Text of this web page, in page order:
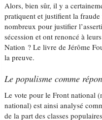
Alors, bien sûr, il y a
pratiquent et justifient la
nombreux pour justifier
sécession et ont renoncé à
Nation ? Le livre de Jérôme
la preuve.
Le populisme comme
Le vote pour le Front national
national) est ainsi analysé
de la part des classes